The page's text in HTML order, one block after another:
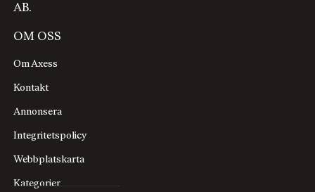
AB.
OM OSS
Om Axess
Kontakt
Annonsera
Integritetspolicy
Webbplatskarta
Kategorier